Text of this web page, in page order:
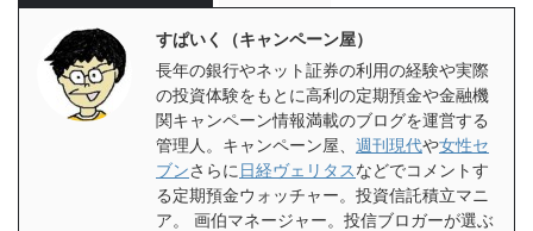
すぱいく（キャンペーン屋）
長年の銀行やネット証券の利用の経験や実際
の投資体験をもとに高利の定期預金や金融機
関キャンペーン情報満載のブログを運営する
管理人。キャンペーン屋、 週刊現代や女性セ
ブンさらに 日経ヴェリタスなどでコメントす
る定期預金ウォッチャー。投資信託積立マニ
ア。 画伯マネージャー。投信ブロガーが選ぶ